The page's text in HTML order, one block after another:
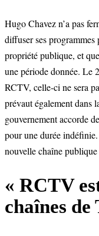
Hugo Chavez n’a pas
diffuser ses
propriété publique, et
une période donnée. Le
RCTV, celle-ci ne sera
prévaut également dans
gouvernement accorde
pour une durée
nouvelle chaîne
« RCTV
chaînes de